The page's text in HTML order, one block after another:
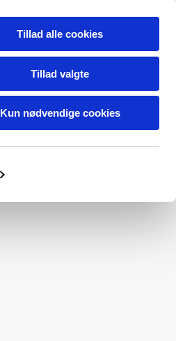
Tillad alle cookies
Tillad valgte
Kun nødvendige cookies